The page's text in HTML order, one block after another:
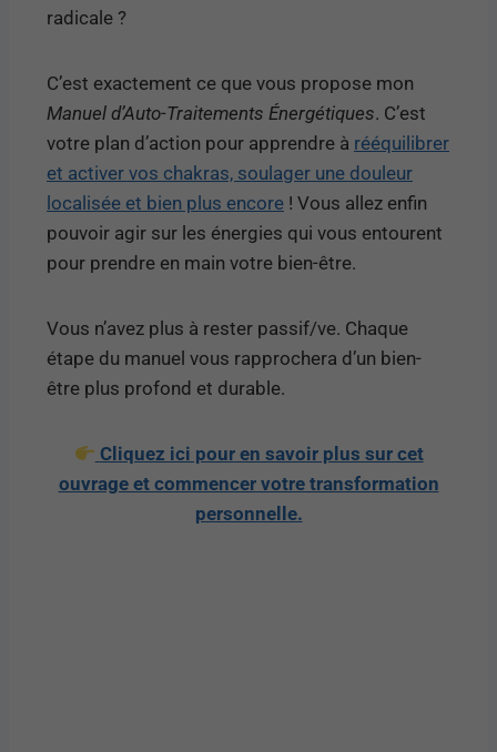
radicale ?
C’est exactement ce que vous propose mon
Manuel d’Auto-Traitements Énergétiques. C’est
votre plan d’action pour apprendre à rééquilibrer
et activer vos chakras, soulager une douleur
localisée et bien plus encore ! Vous allez enfin
pouvoir agir sur les énergies qui vous entourent
pour prendre en main votre bien-être.
Vous n’avez plus à rester passif/ve. Chaque
étape du manuel vous rapprochera d’un bien-
être plus profond et durable.
Cliquez ici pour en savoir plus sur cet
ouvrage et commencer votre transformation
personnelle.